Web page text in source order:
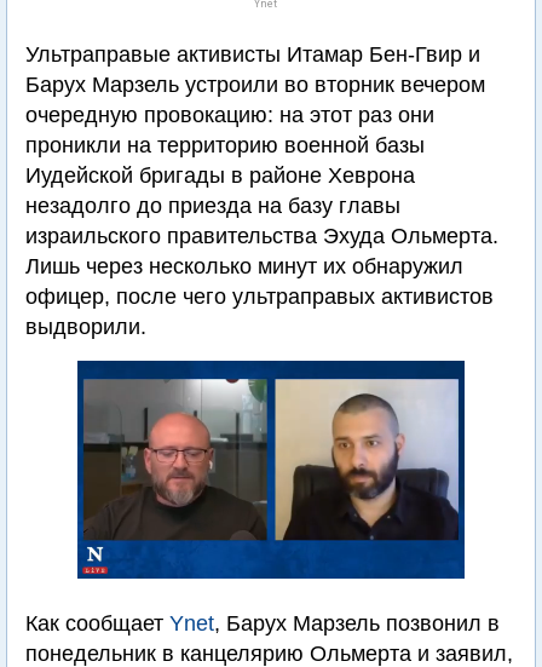
Ynet
Ультраправые активисты Итамар Бен-Гвир и
Барух Марзель устроили во вторник вечером
очередную провокацию: на этот раз они
проникли на территорию военной базы
Иудейской бригады в районе Хеврона
незадолго до приезда на базу главы
израильского правительства Эхуда Ольмерта.
Лишь через несколько минут их обнаружил
офицер, после чего ультраправых активистов
выдворили.
Как сообщает Ynet, Барух Марзель позвонил в
понедельник в канцелярию Ольмерта и заявил,